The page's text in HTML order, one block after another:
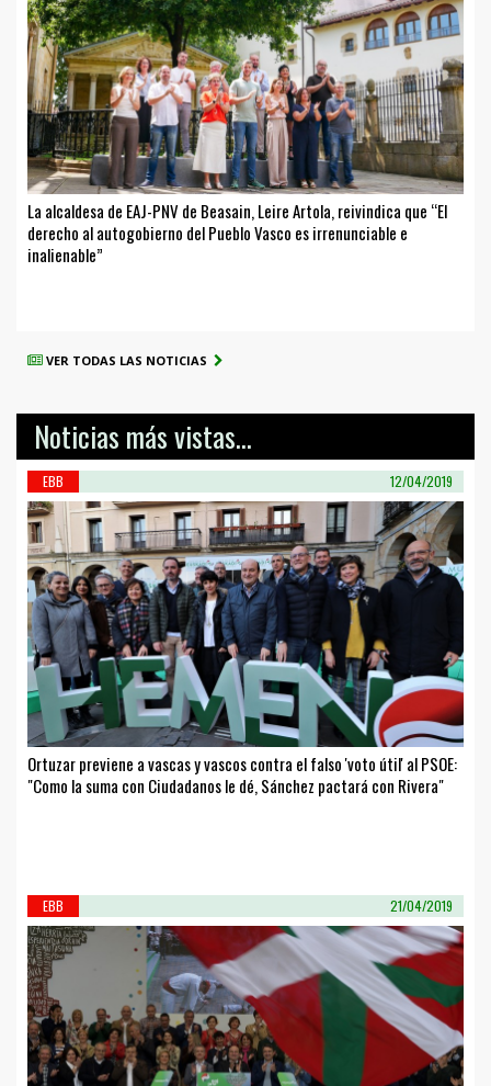
La alcaldesa de EAJ-PNV de Beasain, Leire Artola, reivindica que “El
derecho al autogobierno del Pueblo Vasco es irrenunciable e
inalienable”
VER TODAS LAS NOTICIAS
Noticias más vistas...
EBB 12/04/2019
Ortuzar previene a vascas y vascos contra el falso 'voto útil' al PSOE:
"Como la suma con Ciudadanos le dé, Sánchez pactará con Rivera"
EBB 21/04/2019